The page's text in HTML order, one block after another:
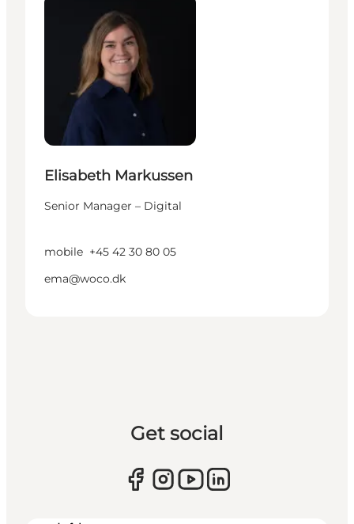
Elisabeth Markussen
Senior Manager – Digital
mobile +45 42 30 80 05
ema@woco.dk
Get social